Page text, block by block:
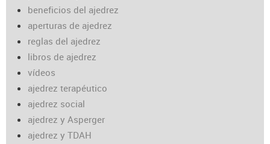
beneficios del ajedrez
aperturas de ajedrez
reglas del ajedrez
libros de ajedrez
vídeos
ajedrez terapéutico
ajedrez social
ajedrez y Asperger
ajedrez y TDAH